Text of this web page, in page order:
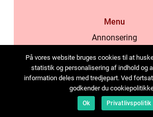
Menu
Annonsering
Cookies
Kontakta oss
Sitemap
På vores website bruges cookies til at
statistik og personalisering af indhold og
information deles med tredjepart. Ved
godkender du
Ok Privatlivspolitik